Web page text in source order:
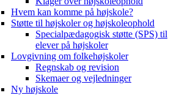
Hvem kan komme på højskole?
Støtte til højskoler og højskoleophold
Specialpædagogisk støtte (SPS) til
elever på højskoler
Lovgivning om folkehøjskoler
Regnskab og revision
Skemaer og vejledninger
Ny højskole